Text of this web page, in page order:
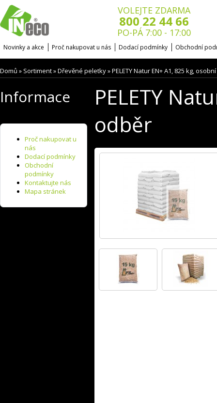
VOLEJTE ZDARMA
800 22 44 66
PO-PÁ 7:00 - 17:00
Novinky a akce Proč nakupovat u nás Dodací podmínky Obchodní
Domů » Sortiment»Dřevěné peletky»PELETY Natur EN+ A1, 825 kg,
Informace
Proč nakupovat u
nás
Dodací podmínky
Obchodní
podmínky
Kontaktujte nás
Mapa stránek
PELETY
odběr